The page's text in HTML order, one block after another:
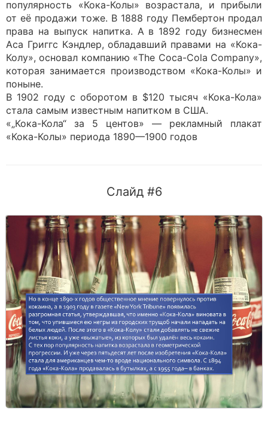
популярность «Кока-Колы» возрастала, и прибыли
от её продажи тоже. В 1888 году Пембертон продал
права на выпуск напитка. А в 1892 году бизнесмен
Аса Григгс Кэндлер, обладавший правами на «Кока-
Колу», основал компанию «The Coca-Cola Company»,
которая занимается производством «Кока-Колы» и
поныне.
В 1902 году с оборотом в $120 тысяч «Кока-Кола»
стала самым известным напитком в США.
«„Кока-Кола“ за 5 центов» — рекламный плакат
«Кока-Колы» периода 1890—1900 годов
Слайд #6